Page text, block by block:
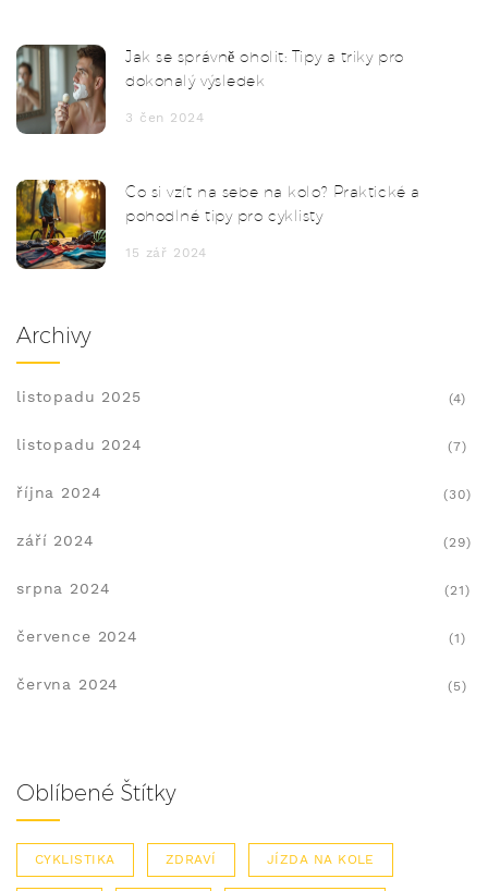
Jak se správně oholit: Tipy a triky pro
dokonalý výsledek
3 čen 2024
Co si vzít na sebe na kolo? Praktické a
pohodlné tipy pro cyklisty
15 zář 2024
Archivy
listopadu 2025 (4)
listopadu 2024 (7)
října 2024 (30)
září 2024 (29)
srpna 2024 (21)
července 2024 (1)
června 2024 (5)
Oblíbené Štítky
CYKLISTIKA ZDRAVÍ JÍZDA NA KOLE